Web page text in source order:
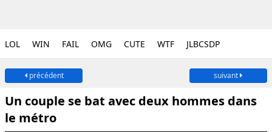
LOL WIN FAIL OMG CUTE WTF JLBCSDP
précédent suivant
Un couple se bat avec deux hommes dans
le métro